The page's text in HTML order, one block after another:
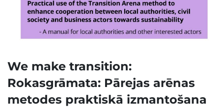
We make transition:
Rokasgrāmata: Pārejas arēnas
metodes praktiskā izmantošana